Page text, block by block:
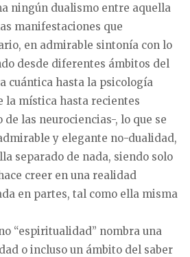
ningún dualismo entre aquella
manifestaciones que
en admirable sintonía con lo
desde diferentes ámbitos del
cuántica hasta la psicología
la mística hasta recientes
de las neurociencias-, lo que se
y elegante no-dualidad,
separado de nada, siendo solo
creer en una realidad
en partes, tal como ella misma
“espiritualidad” nombra una
o incluso un ámbito del saber